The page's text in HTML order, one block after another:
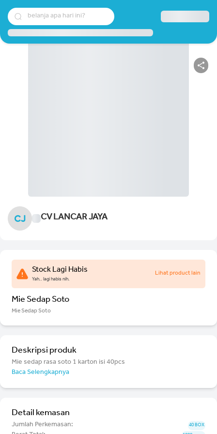
belanja apa hari ini?
CJ CV LANCAR JAYA
Stock Lagi Habis
Yah.. lagi habis nih.
Lihat product lain
Mie Sedap Soto
Mie Sedap Soto
Deskripsi produk
Mie sedap rasa soto 1 karton isi 40pcs
Baca Selengkapnya
Detail kemasan
Jumlah Perkemasan: 40 BOX